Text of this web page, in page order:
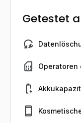
Getestet
Operatoren